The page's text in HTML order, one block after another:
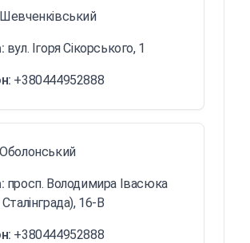
Шевченківський
вул. Ігоря Сікорського, 1
+380444952888
Оболонський
просп. Володимира Івасюка
16-В
+380444952888